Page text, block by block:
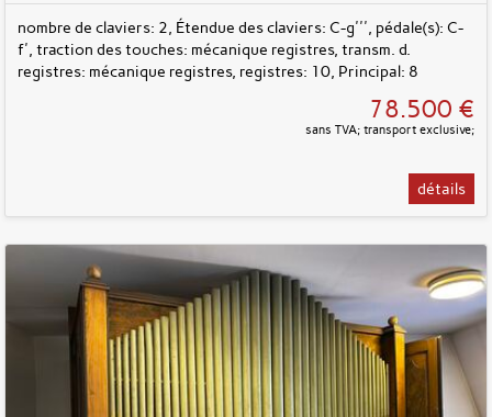
nombre de claviers: 2, Étendue des claviers: C-g''', pédale(s): C-
f', traction des touches: mécanique registres, transm. d.
registres: mécanique registres, registres: 10, Principal: 8
78.500 €
sans TVA; transport exclusive;
détails